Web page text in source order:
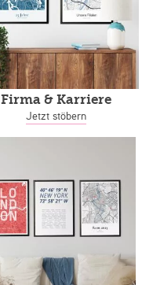
Firma & Karriere
Jetzt stöbern